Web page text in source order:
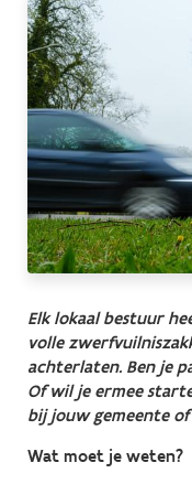
Elk lokaal bestuur
volle
achterlaten. Ben je
Of wil je ermee
bij jouw gemeente of
Wat moet je weten?